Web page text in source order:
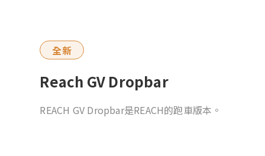
全新
Reach GV Dropbar
REACH GV Dropbar是REACH的跑車版本。